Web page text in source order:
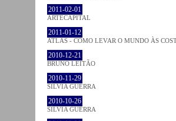
2011-02-01
ARTECAPITAL
2011-01-12
ATLAS - COMO LEVAR O MUNDO ÀS
2010-12-21
BRUNO LEITÃO
2010-11-29
SÍLVIA GUERRA
2010-10-26
SÍLVIA GUERRA